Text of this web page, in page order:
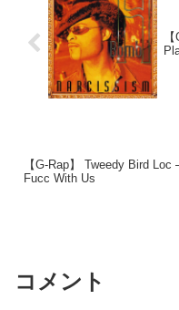
【G-Rap】 Tweedy Bird Loc
Fucc With Us
コメント